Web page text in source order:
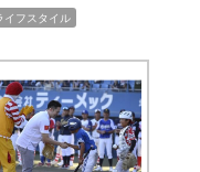
イフスタイル